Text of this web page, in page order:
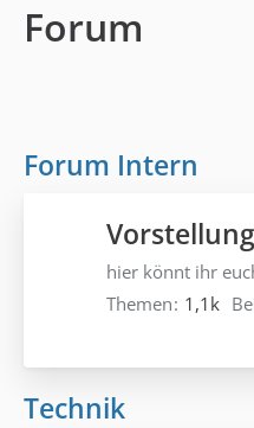
Forum
Forum Intern
hier könnt ihr
Themen 1,1k
Technik